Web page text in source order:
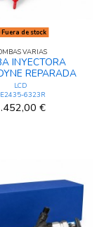
Fuera de stock
VARIAS
INYECTORA
REPARADA
LCD
6323R
€